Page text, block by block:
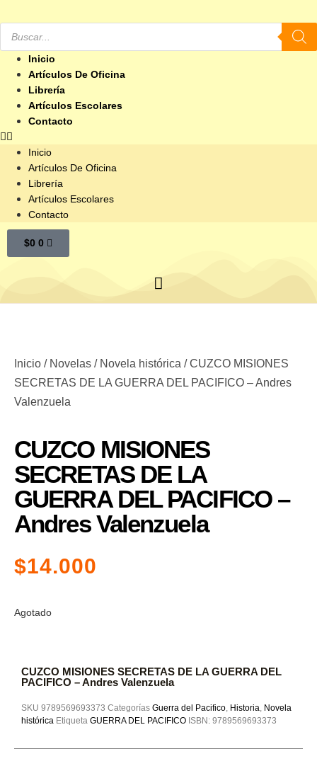
Inicio
Artículos De Oficina
Librería
Artículos Escolares
Contacto
Inicio
Artículos De Oficina
Librería
Artículos Escolares
Contacto
$0 0
Inicio / Novelas / Novela histórica / CUZCO MISIONES
SECRETAS DE LA GUERRA DEL PACIFICO – Andres
Valenzuela
CUZCO MISIONES
SECRETAS DE LA
GUERRA DEL PACIFICO –
Andres Valenzuela
$14.000
Agotado
CUZCO MISIONES SECRETAS DE LA GUERRA DEL
PACIFICO – Andres Valenzuela
SKU 9789569693373 Categorías Guerra del Pacifico Historia Novela
histórica Etiqueta GUERRA DEL PACIFICO ISBN: 9789569693373